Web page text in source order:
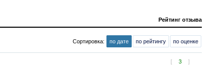
Рейтинг отзыва
Сортировка: по дате по рейтингу по оценке
[ 3 ]